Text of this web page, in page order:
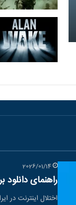
2026/01/14
راهنمای دانلود
اختلال اینترنت در